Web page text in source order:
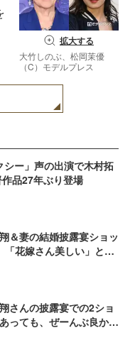
拡大する
大竹しのぶ、松岡茉優
（C）モデルプレス
ー」声の出演で木村拓
品27年ぶり登場
＆妻の結婚披露宴ショッ
「花嫁さん美しい」と反
さんの披露宴での2ショ
っても、ぜーんぶ良かっ